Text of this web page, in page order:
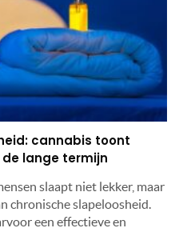
cannabis toont
lange termijn
slaapt niet lekker, maar
chronische slapeloosheid.
een effectieve en